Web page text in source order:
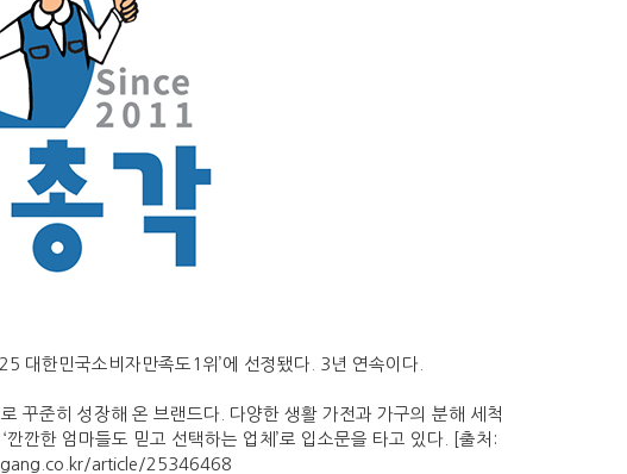
대한민국소비자만족도1위’에 선정됐다. 3년 연속이다.
꾸준히 성장해 온 브랜드다. 다양한 생활 가전과 가구의 분해 세척
깐한 엄마들도 믿고 선택하는 업체’로 입소문을 타고 있다. [출처:
article/25346468